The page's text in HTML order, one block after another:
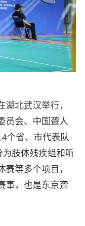
北武汉举行，
员会、中国聋人
个省、市代表队
肢体残疾组和听
等多个项目，
事，也是东京聋